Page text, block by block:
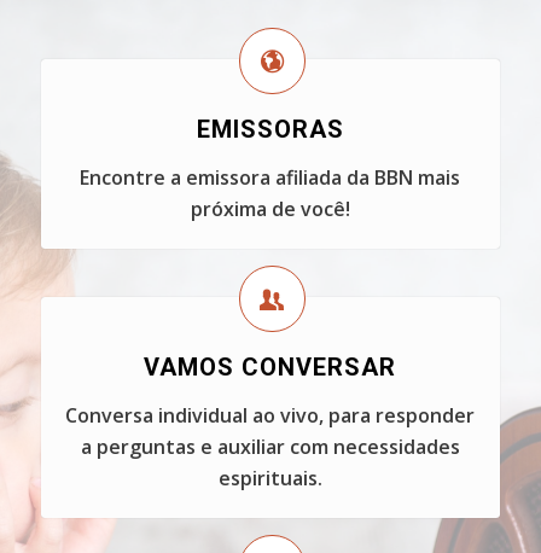
EMISSORAS
Encontre a emissora afiliada da BBN mais
próxima de você!
VAMOS CONVERSAR
Conversa individual ao vivo, para responder
a perguntas e auxiliar com necessidades
espirituais.